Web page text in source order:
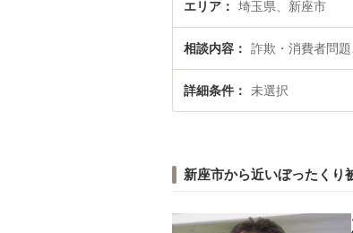
エリア 埼玉県、新座市
相談内容 詐欺・消費者問
詳細条件 未選択
新座市から近いぼったくり